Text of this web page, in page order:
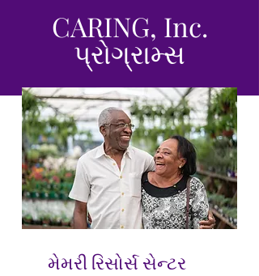
CARING, Inc.
પ્રોગ્રામ્સ
મેમરી રિસોર્સ સેન્ટર